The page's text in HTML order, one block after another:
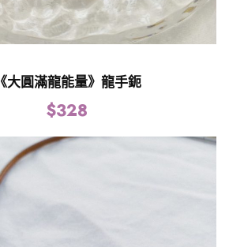
《大圓滿龍能量》龍手鈪
$328